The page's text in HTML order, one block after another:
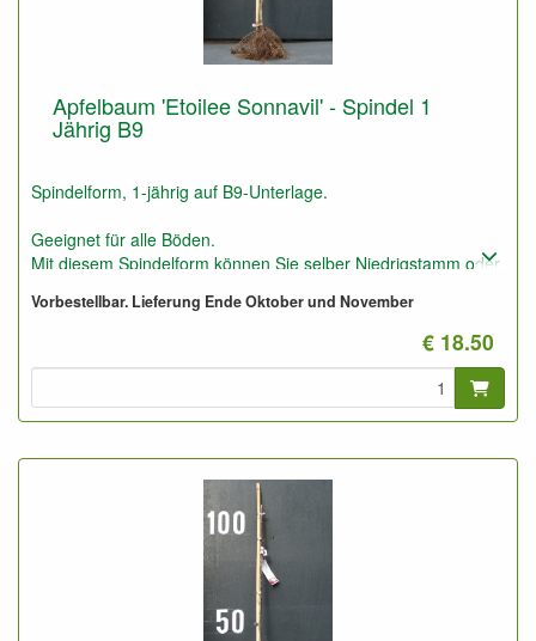
Apfelbaum 'Etoilee Sonnavil' - Spindel 1
Jährig B9
Spindelform, 1-jährig auf B9-Unterlage.
Geeignet für alle Böden.
Mit diesem Spindelform können Sie selber Niedrigstamm oder
Auch für niedrige Spalierobstbäume (1,5 bis 2,5 m) und
Diese Unterlage ist sehr frosthart, aber besser auf weniger
guten Böden und etwas trockener im Vergleich zu M9 und
M26. Die Vitalität liegt zwischen M9 und M26.
Vorbestellbar. Lieferung Ende Oktober und November
€ 18.50